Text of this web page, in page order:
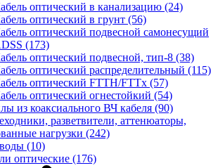
оптический в канализацию (24)
оптический в грунт (56)
оптический подвесной самонесущий
(173)
оптический подвесной, тип-8 (38)
оптический распределительный (115)
оптический FTTH/FTTx (57)
оптический огнестойкий (54)
из коаксиального ВЧ кабеля (90)
разветвители, аттенюаторы,
нагрузки (242)
(10)
оптические (176)